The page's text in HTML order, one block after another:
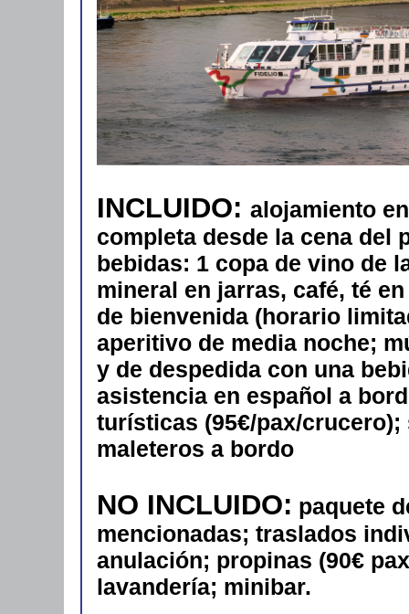
INCLUIDO: alojamiento
completa desde la cena del
bebidas: 1 copa de vino de
mineral en jarras, café, té
de bienvenida (horario
aperitivo de media noche;
y de despedida con una
asistencia en español a
turísticas (95€/pax/
maleteros a bordo
NO INCLUIDO: paquete
mencionadas; traslados
anulación; propinas (90€
lavandería; minibar.